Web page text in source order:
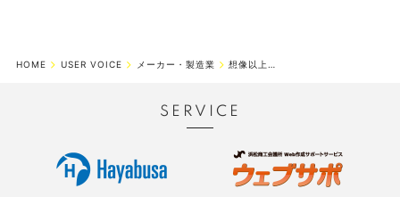
HOME USER VOICE メーカー・製造業 想像以上にリアルな反応がありホームページの底力を知りました
SERVICE